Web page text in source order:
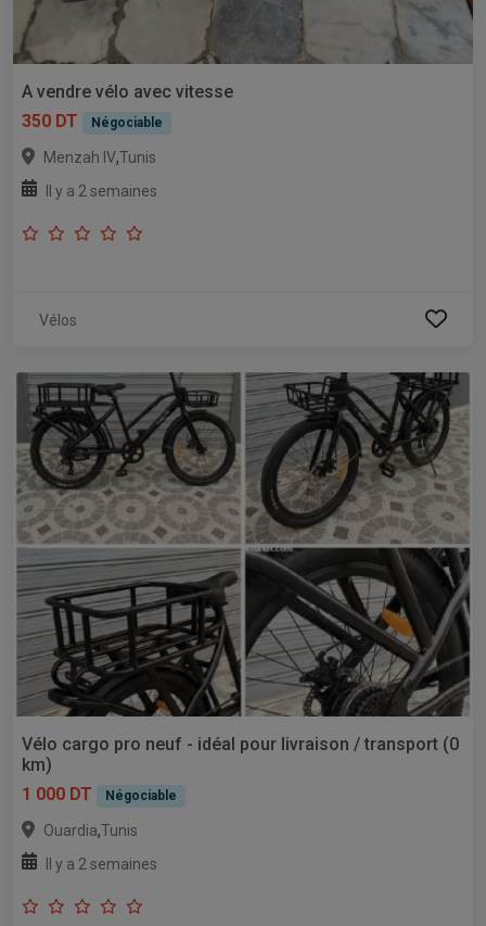
A vendre vélo avec vitesse
350 DT
Négociable
Menzah IV,Tunis
Il y a 2 semaines
Vélos
Vélo cargo pro neuf - idéal pour livraison / transport (0
km)
1 000 DT
Négociable
Ouardia,Tunis
Il y a 2 semaines